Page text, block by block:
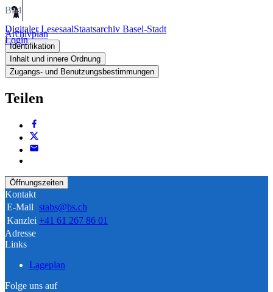
Digitaler LesesaalStaatsarchiv Basel-Stadt
Login
Bild
Archivplan
Identifikation
Inhalt und innere Ordnung
Zugangs- und Benutzungsbestimmungen
Teilen
Öffnungszeiten
Kontakt
E-Mail stabs@bs.ch
Kanzlei +41 61 267 86 01
Adresse
Links
Lageplan
Folge uns auf